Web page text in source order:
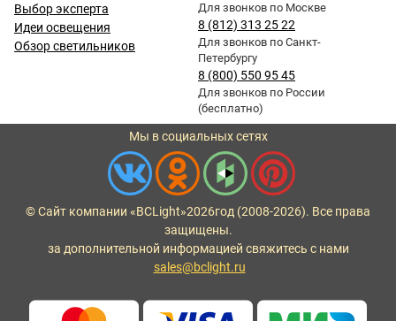
Выбор эксперта
Идеи освещения
Обзор светильников
Для звонков по Москве
8 (812) 313 25 22
Для звонков по Санкт-
Петербургу
8 (800) 550 95 45
Для звонков по России
(бесплатно)
Мы в социальных сетях
© Сайт компании «BCLight»2026год (2008-2026). Все права
защищены.
за дополнительной информацией свяжитесь с нами
sales@bclight.ru